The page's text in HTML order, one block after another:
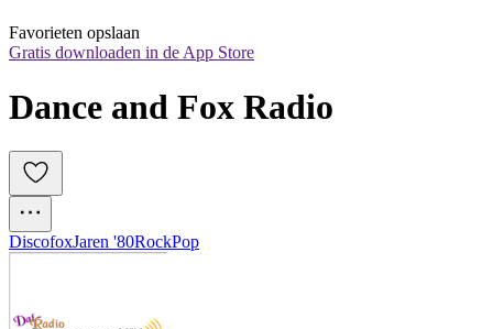
Favorieten opslaan
Gratis downloaden in de App Store
Dance and Fox Radio
DiscofoxJaren '80RockPop